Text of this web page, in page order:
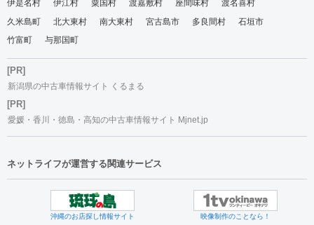
伊是名村
伊江村 粟国村 渡嘉敷村 座間味村
渡名喜村
久米島町
北大東村 南大東村 宮古島市 多良間村
石垣市
竹富町
与那国町
[PR]
新潟県の中古車情報サイト くるまる
[PR]
愛媛・香川・徳島・高知の中古車情報サイト Mjnet.jp
ネットライフが運営する関連サービス
沖縄のお店探し情報サイト 映像制作のことなら！